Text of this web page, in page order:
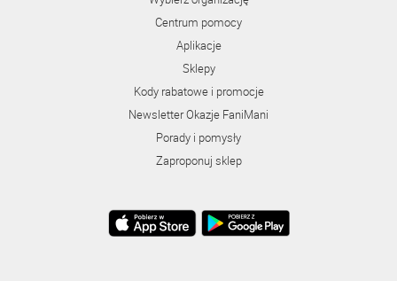
Centrum pomocy
Aplikacje
Sklepy
Kody rabatowe i promocje
Newsletter Okazje FaniMani
Porady i pomysły
Zaproponuj sklep